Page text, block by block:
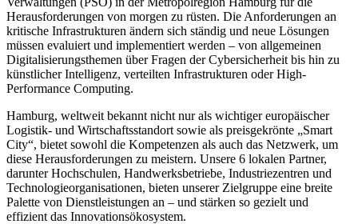
Herausforderungen von morgen zu rüsten. Die Anforderungen an
kritische Infrastrukturen ändern sich ständig und neue Lösungen
müssen evaluiert und implementiert werden – von allgemeinen
Digitalisierungsthemen über Fragen der Cybersicherheit bis hin zu
künstlicher Intelligenz, verteilten Infrastrukturen oder High-
Performance Computing.
Hamburg, weltweit bekannt nicht nur als wichtiger europäischer
Logistik- und Wirtschaftsstandort sowie als preisgekrönte „Smart
City“, bietet sowohl die Kompetenzen als auch das Netzwerk, um
diese Herausforderungen zu meistern. Unsere 6 lokalen Partner,
darunter Hochschulen, Handwerksbetriebe, Industriezentren und
Technologieorganisationen, bieten unserer Zielgruppe eine breite
Palette von Dienstleistungen an – und stärken so gezielt und
effizient das Innovationsökosystem.